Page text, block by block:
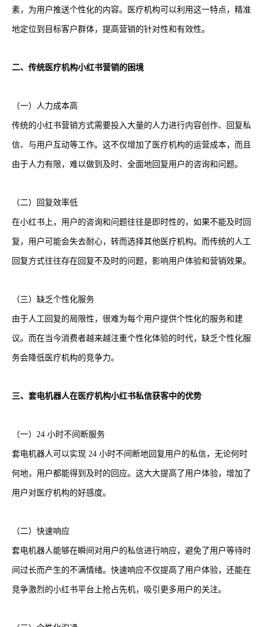
素，为用户推送个性化的内容。医疗机构可以利用这一特点，精准
地定位到目标客户群体，提高营销的针对性和有效性。
二、传统医疗机构小红书营销的困境
（一）人力成本高
传统的小红书营销方式需要投入大量的人力进行内容创作、回复私
信、与用户互动等工作。这不仅增加了医疗机构的运营成本，而且
由于人力有限，难以做到及时、全面地回复用户的咨询和问题。
（二）回复效率低
在小红书上，用户的咨询和问题往往是即时性的，如果不能及时回
复，用户可能会失去耐心，转而选择其他医疗机构。而传统的人工
回复方式往往存在回复不及时的问题，影响用户体验和营销效果。
（三）缺乏个性化服务
由于人工回复的局限性，很难为每个用户提供个性化的服务和建
议。而在当今消费者越来越注重个性化体验的时代，缺乏个性化服
务会降低医疗机构的竞争力。
三、套电机器人在医疗机构小红书私信获客中的优势
（一）24 小时不间断服务
套电机器人可以实现 24 小时不间断地回复用户的私信，无论何时
何地，用户都能得到及时的回应。这大大提高了用户体验，增加了
用户对医疗机构的好感度。
（二）快速响应
套电机器人能够在瞬间对用户的私信进行响应，避免了用户等待时
间过长而产生的不满情绪。快速响应不仅提高了用户体验，还能在
竞争激烈的小红书平台上抢占先机，吸引更多用户的关注。